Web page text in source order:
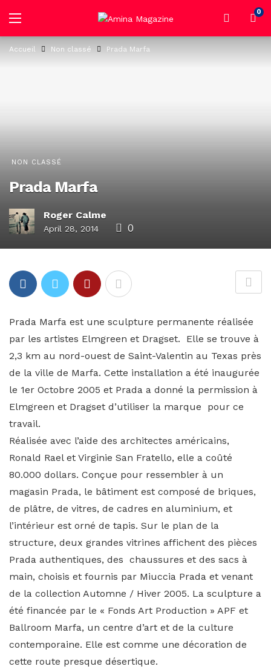
0
Accueil Non classé Prada Marfa
NON CLASSÉ
Prada Marfa
Roger Calme
April 28, 2014 0
Prada Marfa est une sculpture permanente réalisée
par les artistes Elmgreen et Dragset. Elle se trouve à
2,3 km au nord-ouest de Saint-Valentin au Texas près
de la ville de Marfa. Cette installation a été inaugurée
le 1er Octobre 2005 et Prada a donné la permission à
Elmgreen et Dragset d’utiliser la marque pour ce
travail.
Réalisée avec l’aide des architectes américains,
Ronald Rael et Virginie San Fratello, elle a coûté
80.000 dollars. Conçue pour ressembler à un
magasin Prada, le bâtiment est composé de briques,
de plâtre, de vitres, de cadres en aluminium, et
l’intérieur est orné de tapis. Sur le plan de la
structure, deux grandes vitrines affichent des pièces
Prada authentiques, des chaussures et des sacs à
main, choisis et fournis par Miuccia Prada et venant
de la collection Automne / Hiver 2005. La sculpture a
été financée par le « Fonds Art Production » APF et
Ballroom Marfa, un centre d’art et de la culture
contemporaine. Elle est comme une décoration de
cette route presque désertique.